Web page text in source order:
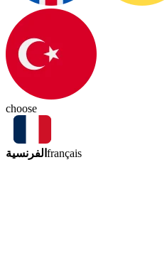
choose
الفرنسية français